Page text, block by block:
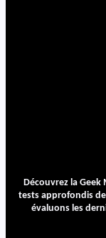
Découvrez la
tests approfondis
évaluons les